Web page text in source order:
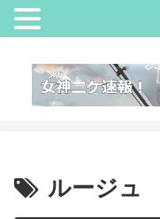
ルージュ